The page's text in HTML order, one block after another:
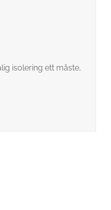
isolering ett måste,